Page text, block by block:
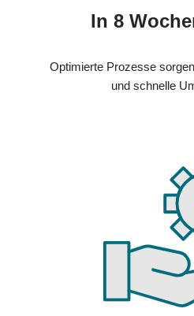
In 8
Optimierte Prozesse
und schnelle